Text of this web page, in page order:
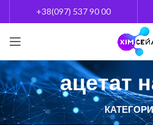
+38(097) 537 90 00
ацетат